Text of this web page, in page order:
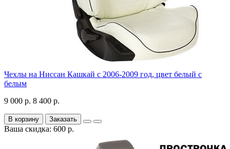
Чехлы на Ниссан Кашкай с 2006-2009 год, цвет белый с
белым
9 000 р. 8 400 р.
В корзину Заказать
Ваша скидка: 600 р.